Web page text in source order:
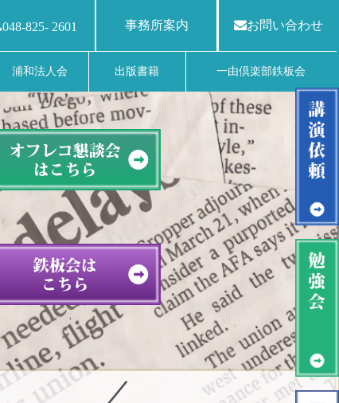
048-825- 2601 事務所案内 お問い合わせ
浦和法人会 出版書籍 一由倶楽部鉄板会